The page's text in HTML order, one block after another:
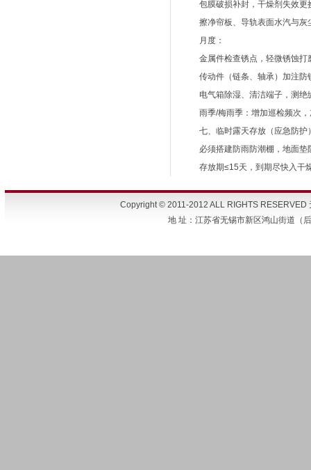
包膜破损补封，干燥剂失效更
擦净帘板、导轨表面水汽与灰
月度：
金属件检查锈点，轻微锈蚀打
传动件（链条、轴承）加注防
电气箱除湿、清洁端子，测绝
雨季/梅雨季：增加巡检频次
七、临时露天存放（应急防护
必须搭建防雨防潮棚，地面垫
存放期≤15天，到期尽快入干
Copyright © 2011-2012 ALL RIGHTS RESERVED
地 址：江苏省无锡市新区鸿山街道